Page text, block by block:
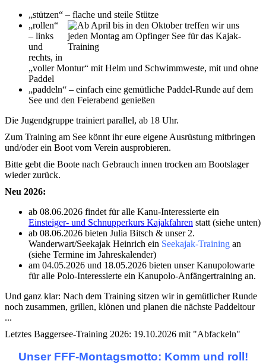
„stützen“ – flache und steile Stütze
„rollen“
– links
und
rechts, in
„voller Montur“ mit Helm und Schwimmweste, mit und ohne
Paddel
„paddeln“ – einfach eine gemütliche Paddel-Runde auf dem
See und den Feierabend genießen
Die Jugendgruppe trainiert parallel, ab 18 Uhr.
Zum Training am See könnt ihr eure eigene Ausrüstung mitbringen
und/oder ein Boot vom Verein ausprobieren.
Bitte gebt die Boote nach Gebrauch innen trocken am Bootslager
wieder zurück.
Neu 2026:
ab 08.06.2026 findet für alle Kanu-Interessierte ein
Einsteiger- und Schnupperkurs Kajakfahren statt (siehe unten)
ab 08.06.2026 bieten Julia Bitsch & unser 2.
Wanderwart/Seekajak Heinrich ein Seekajak-Training an
(siehe Termine im Jahreskalender)
am 04.05.2026 und 18.05.2026 bieten unser Kanupolowarte
für alle Polo-Interessierte ein Kanupolo-Anfängertraining an.
Und ganz klar: Nach dem Training sitzen wir in gemütlicher Runde
noch zusammen, grillen, klönen und planen die nächste Paddeltour
...
Letztes Baggersee-Training 2026: 19.10.2026 mit "Abfackeln"
Unser FFF-Montagsmotto: Komm und roll!